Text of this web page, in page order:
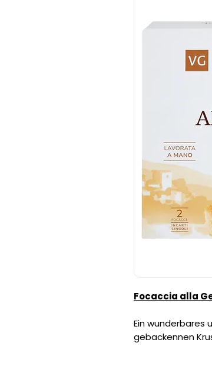
Focaccia alla
Ein wunderbares
gebackennen